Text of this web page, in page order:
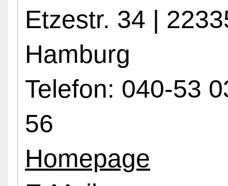
Etzestr. 34 |
Hamburg
Telefon: 040-53
56
Homepage